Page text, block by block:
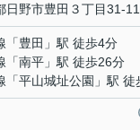
日野市豊田 ３丁目31-11
「豊田 」駅 徒歩4分
「南平 」駅 徒歩26分
「平山城址公園 」駅